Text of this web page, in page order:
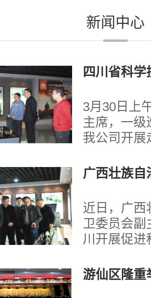
新闻中心
四川省科
3月30日上
主席，一级
我公司开展
组参观了
广西壮族自
近日，广西
卫委员会副
川开展促进
行前往东材
游仙区隆重